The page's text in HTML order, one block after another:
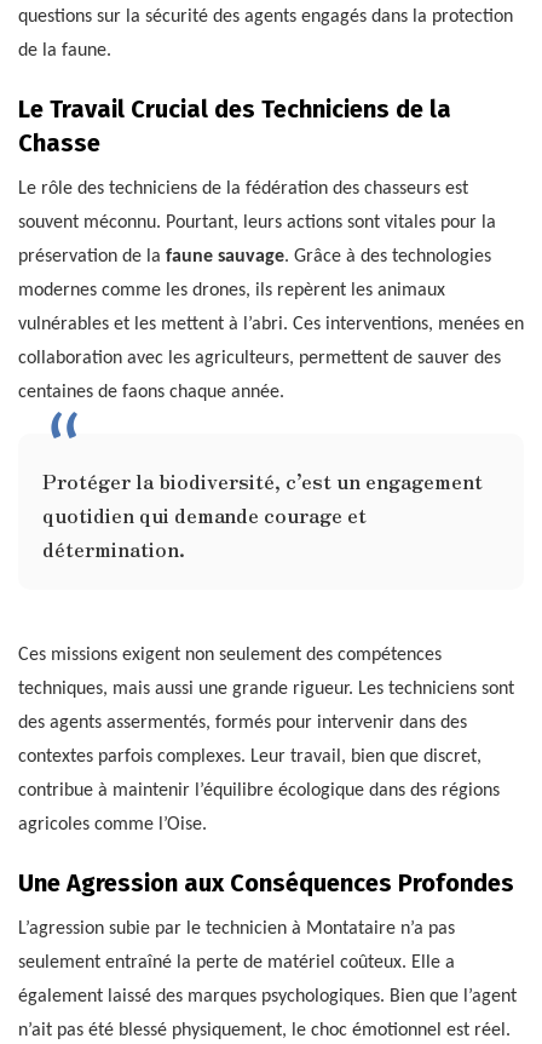
questions sur la sécurité des agents engagés dans la protection
de la faune.
Le Travail Crucial des Techniciens de la
Chasse
Le rôle des techniciens de la fédération des chasseurs est
souvent méconnu. Pourtant, leurs actions sont vitales pour la
préservation de la faune sauvage. Grâce à des technologies
modernes comme les drones, ils repèrent les animaux
vulnérables et les mettent à l’abri. Ces interventions, menées en
collaboration avec les agriculteurs, permettent de sauver des
centaines de faons chaque année.
Protéger la biodiversité, c’est un engagement
quotidien qui demande courage et
détermination.
Ces missions exigent non seulement des compétences
techniques, mais aussi une grande rigueur. Les techniciens sont
des agents assermentés, formés pour intervenir dans des
contextes parfois complexes. Leur travail, bien que discret,
contribue à maintenir l’équilibre écologique dans des régions
agricoles comme l’Oise.
Une Agression aux Conséquences Profondes
L’agression subie par le technicien à Montataire n’a pas
seulement entraîné la perte de matériel coûteux. Elle a
également laissé des marques psychologiques. Bien que l’agent
n’ait pas été blessé physiquement, le choc émotionnel est réel.